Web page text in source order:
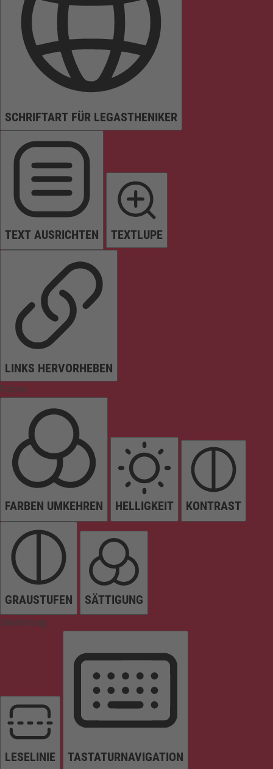
SCHRIFTART FÜR LEGASTHENIKER
TEXT AUSRICHTEN TEXTLUPE
LINKS HERVORHEBEN
Farben
FARBEN UMKEHREN HELLIGKEIT KONTRAST
GRAUSTUFEN SÄTTIGUNG
Orientierung
LESELINIE TASTATURNAVIGATION